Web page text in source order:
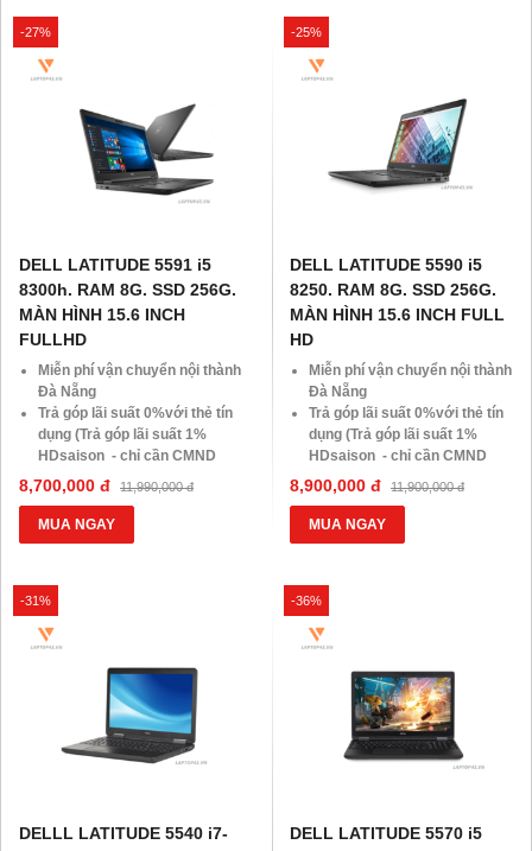
10.000 Voucher Giảm
Giá 500.000đ
10.000 Voucher Giảm
Giá 500.000đ
-27%
DELL LATITUDE 5591 i5
8300h. RAM 8G. SSD 256G.
MÀN HÌNH 15.6 INCH
FULLHD
Miễn phí vận chuyển nội thành
Đà Nẵng
Trả góp lãi suất 0%với thẻ tín
dụng (Trả góp lãi suất 1%
HDsaison - chỉ cần CMND
BLX hoặc hộ khẩu gốc )
Giảm 20%khi nâng cấp Ram-
SSD
Giảm giá trực tiếp đối với
10.000 Voucher Giảm
Giá 500.000đ
8,700,000 đ 11,990,000 đ
MUA NGAY
-25%
DELL LATITUDE 5590 i5
8250. RAM 8G. SSD 256G.
MÀN HÌNH 15.6 INCH FULL
HD
Miễn phí vận chuyển nội thành
Đà Nẵng
Trả góp lãi suất 0%với thẻ tín
dụng (Trả góp lãi suất 1%
HDsaison - chỉ cần CMND
BLX hoặc hộ khẩu gốc )
Giảm 20%khi nâng cấp Ram-
SSD
Giảm giá trực tiếp đối với
10.000 Voucher Giảm
Giá 500.000đ
8,900,000 đ 11,900,000 đ
MUA NGAY
-31%
DELLL LATITUDE 5540 i7-
-36%
DELL LATITUDE 5570 i5